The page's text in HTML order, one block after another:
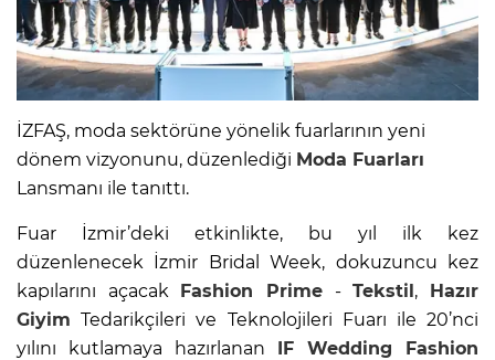
İZFAŞ, moda sektörüne yönelik fuarlarının yeni
dönem vizyonunu, düzenlediği Moda Fuarları
Lansmanı ile tanıttı.
Fuar İzmir’deki etkinlikte, bu yıl ilk kez
düzenlenecek İzmir Bridal Week, dokuzuncu kez
kapılarını açacak Fashion Prime -Tekstil, Hazır
Giyim Tedarikçileri ve Teknolojileri Fuarı ile 20’nci
yılını kutlamaya hazırlanan IF Wedding Fashion